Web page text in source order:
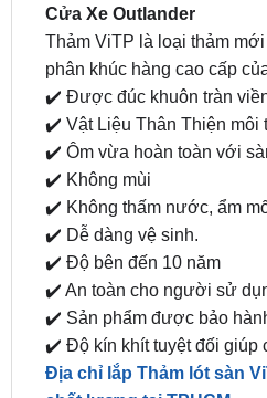
phân khúc hàng cao cấp
✔️ Được đúc khuôn tràn
✔️ Vật Liệu Thân Thiện môi
✔️ Ôm vừa hoàn toàn với
✔️ Không mùi
✔️ Không thấm nước, ẩm
✔️ Dễ dàng vệ sinh.
✔️ Độ bên đến 10 năm
✔️ An toàn cho người sử
✔️ Sản phẩm được bảo
✔️ Độ kín khít tuyệt đối giúp
Địa chỉ lắp Thảm lót sàn
chất lượng tại TPHCM